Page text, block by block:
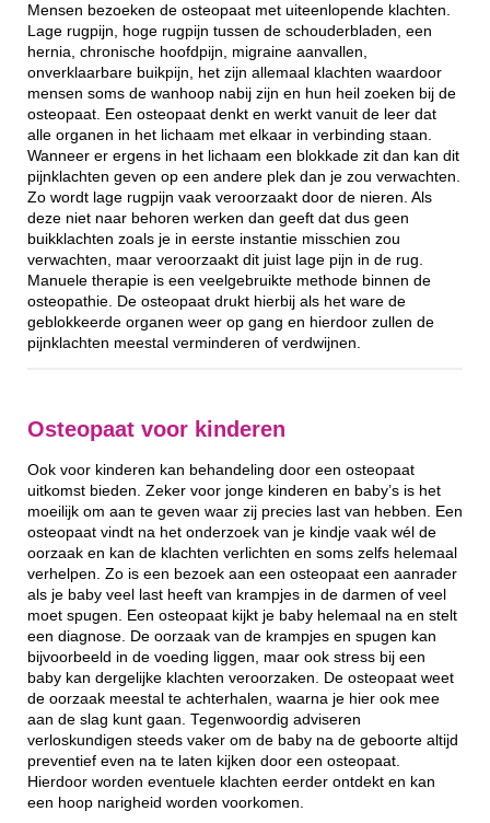
Mensen bezoeken de osteopaat met uiteenlopende klachten.
Lage rugpijn, hoge rugpijn tussen de schouderbladen, een
hernia, chronische hoofdpijn, migraine aanvallen,
onverklaarbare buikpijn, het zijn allemaal klachten waardoor
mensen soms de wanhoop nabij zijn en hun heil zoeken bij de
osteopaat. Een osteopaat denkt en werkt vanuit de leer dat
alle organen in het lichaam met elkaar in verbinding staan.
Wanneer er ergens in het lichaam een blokkade zit dan kan dit
pijnklachten geven op een andere plek dan je zou verwachten.
Zo wordt lage rugpijn vaak veroorzaakt door de nieren. Als
deze niet naar behoren werken dan geeft dat dus geen
buikklachten zoals je in eerste instantie misschien zou
verwachten, maar veroorzaakt dit juist lage pijn in de rug.
Manuele therapie is een veelgebruikte methode binnen de
osteopathie. De osteopaat drukt hierbij als het ware de
geblokkeerde organen weer op gang en hierdoor zullen de
pijnklachten meestal verminderen of verdwijnen.
Osteopaat voor kinderen
Ook voor kinderen kan behandeling door een osteopaat
uitkomst bieden. Zeker voor jonge kinderen en baby’s is het
moeilijk om aan te geven waar zij precies last van hebben. Een
osteopaat vindt na het onderzoek van je kindje vaak wél de
oorzaak en kan de klachten verlichten en soms zelfs helemaal
verhelpen. Zo is een bezoek aan een osteopaat een aanrader
als je baby veel last heeft van krampjes in de darmen of veel
moet spugen. Een osteopaat kijkt je baby helemaal na en stelt
een diagnose. De oorzaak van de krampjes en spugen kan
bijvoorbeeld in de voeding liggen, maar ook stress bij een
baby kan dergelijke klachten veroorzaken. De osteopaat weet
de oorzaak meestal te achterhalen, waarna je hier ook mee
aan de slag kunt gaan. Tegenwoordig adviseren
verloskundigen steeds vaker om de baby na de geboorte altijd
preventief even na te laten kijken door een osteopaat.
Hierdoor worden eventuele klachten eerder ontdekt en kan
een hoop narigheid worden voorkomen.